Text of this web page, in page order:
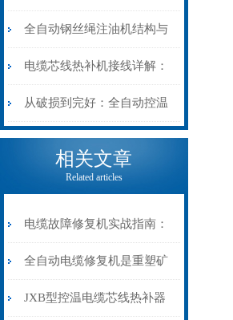
阻”到“波形特征”的精准诊
断逻辑
动电缆修复机的快速换型逻
辑
全自动钢丝绳注油机结构与
工作原理：揭秘高效润滑的
机械密码
电缆芯线热补机接线详解：
从入门到精通
从破损到完好：全自动控温
电缆热补机的核心价值
相关文章
Related articles
电缆故障修复机实战指南：
从“盲测”到“精确定点”的三
步作业法
全自动电缆修复机是重塑矿
山电力动脉的“智能外科医
JXB型控温电缆芯线热补器